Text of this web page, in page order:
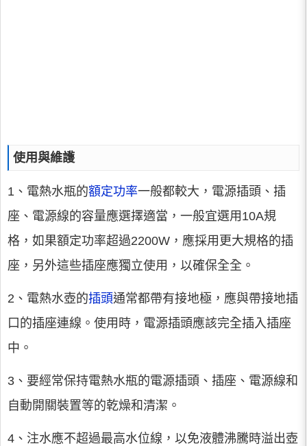
使用與維護
1、電熱水瓶的額定功率一般都較大，電源插頭、插
座、電源線的容量應選擇適當，一般宜選用10A規
格，如果額定功率超過2200W，應採用更大規格的插
座，另外這些插座應獨立使用，以確保全全。
2、電熱水壺的插頭通常都帶有接地極，應與帶接地插
口的插座連線。使用時，電源插頭應該完全插入插座
中。
3、要經常保持電熱水瓶的電源插頭、插座、電源線和
自動開關裝置等的乾燥和清潔。
4、注水應不超過最高水位線，以免液體沸騰時溢出壺